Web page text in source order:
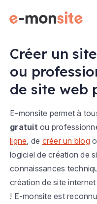
Créer un
ou
de site web
E-monsite permet à
gratuit ou
ligne , de créer un blog
logiciel de création de
connaissances
création de site
! E-monsite est